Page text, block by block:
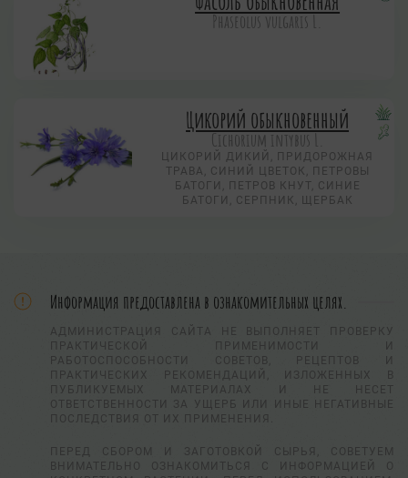
Phaseolus vulgaris L.
Цикорий обыкновенный
Cichorium intybus L.
ЦИКОРИЙ ДИКИЙ, ПРИДОРОЖНАЯ
ТРАВА, СИНИЙ ЦВЕТОК, ПЕТРОВЫ
БАТОГИ, ПЕТРОВ КНУТ, СИНИЕ
БАТОГИ, СЕРПНИК, ЩЕРБАК
Информация предоставлена в ознакомительных целях.
АДМИНИСТРАЦИЯ САЙТА НЕ ВЫПОЛНЯЕТ ПРОВЕРКУ
ПРАКТИЧЕСКОЙ ПРИМЕНИМОСТИ И
РАБОТОСПОСОБНОСТИ СОВЕТОВ, РЕЦЕПТОВ И
ПРАКТИЧЕСКИХ РЕКОМЕНДАЦИЙ, ИЗЛОЖЕННЫХ В
ПУБЛИКУЕМЫХ МАТЕРИАЛАХ И НЕ НЕСЕТ
ОТВЕТСТВЕННОСТИ ЗА УЩЕРБ ИЛИ ИНЫЕ НЕГАТИВНЫЕ
ПОСЛЕДСТВИЯ ОТ ИХ ПРИМЕНЕНИЯ.
ПЕРЕД СБОРОМ И ЗАГОТОВКОЙ СЫРЬЯ, СОВЕТУЕМ
ВНИМАТЕЛЬНО ОЗНАКОМИТЬСЯ С ИНФОРМАЦИЕЙ О